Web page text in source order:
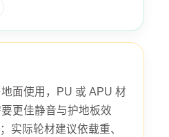
面使用，PU 或 APU 材
更佳静音与护地板效
实际轮材建议依载重、